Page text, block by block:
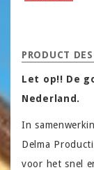
PRODUCT
Let op!! De
Nederland.
In
Delma
voor het snel